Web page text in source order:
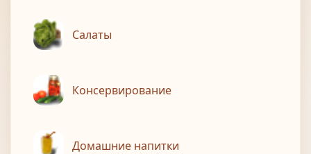
Салаты
Консервирование
Домашние напитки